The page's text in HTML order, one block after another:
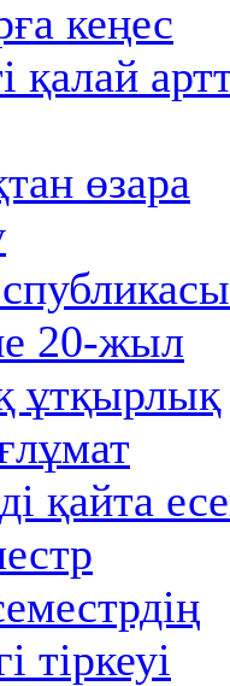
кеңес
қалай
өзара
20-жыл
ұтқырлық
қайта
тiркеуi